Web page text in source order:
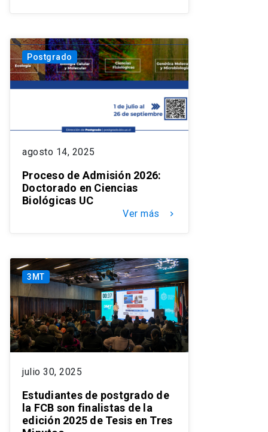
Postgrado
agosto 14, 2025
Proceso de Admisión 2026:
Doctorado en Ciencias
Biológicas UC
Ver más keyboard_arrow_right
3MT
julio 30, 2025
Estudiantes de postgrado de
la FCB son finalistas de la
edición 2025 de Tesis en Tres